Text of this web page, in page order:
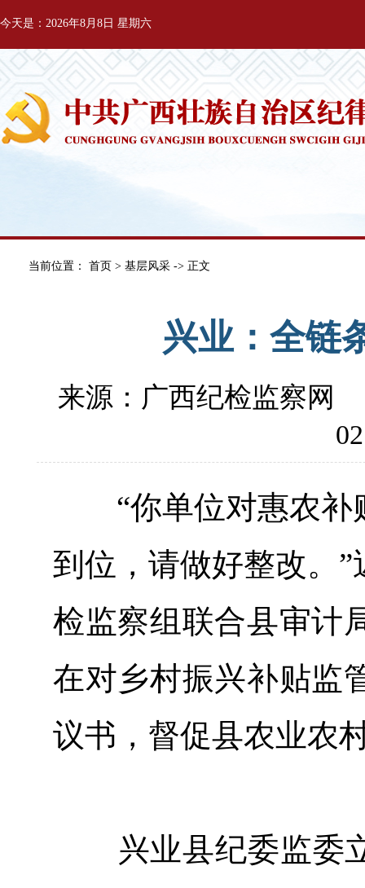
今天是：2026年8月8日 星期六
当前位置： 首页 > 基层风采 -> 正文
兴业：全链
来源：广西纪检监察网
“你单位对惠农补
到位，请做好整改。
检监察组联合县审计
在对乡村振兴补贴监
议书，督促县农业农
兴业县纪委监委立